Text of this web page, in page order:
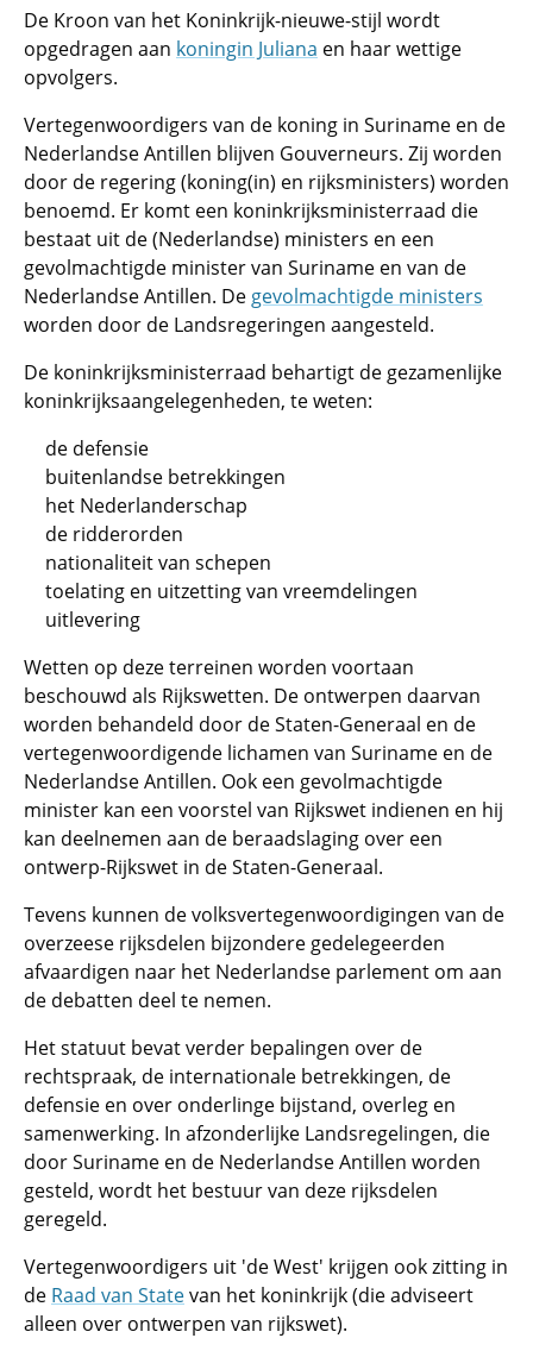
De Kroon van het Koninkrijk-nieuwe-stijl wordt
opgedragen aan koningin Juliana en haar wettige
opvolgers.
Vertegenwoordigers van de koning in Suriname en de
Nederlandse Antillen blijven Gouverneurs. Zij worden
door de regering (koning(in) en rijksministers) worden
benoemd. Er komt een koninkrijksministerraad die
bestaat uit de (Nederlandse) ministers en een
gevolmachtigde minister van Suriname en van de
Nederlandse Antillen. De gevolmachtigde ministers
worden door de Landsregeringen aangesteld.
De koninkrijksministerraad behartigt de gezamenlijke
koninkrijksaangelegenheden, te weten:
de defensie
buitenlandse betrekkingen
het Nederlanderschap
de ridderorden
nationaliteit van schepen
toelating en uitzetting van vreemdelingen
uitlevering
Wetten op deze terreinen worden voortaan
beschouwd als Rijkswetten. De ontwerpen daarvan
worden behandeld door de Staten-Generaal en de
vertegenwoordigende lichamen van Suriname en de
Nederlandse Antillen. Ook een gevolmachtigde
minister kan een voorstel van Rijkswet indienen en hij
kan deelnemen aan de beraadslaging over een
ontwerp-Rijkswet in de Staten-Generaal.
Tevens kunnen de volksvertegenwoordigingen van de
overzeese rijksdelen bijzondere gedelegeerden
afvaardigen naar het Nederlandse parlement om aan
de debatten deel te nemen.
Het statuut bevat verder bepalingen over de
rechtspraak, de internationale betrekkingen, de
defensie en over onderlinge bijstand, overleg en
samenwerking. In afzonderlijke Landsregelingen, die
door Suriname en de Nederlandse Antillen worden
gesteld, wordt het bestuur van deze rijksdelen
geregeld.
Vertegenwoordigers uit 'de West' krijgen ook zitting in
de Raad van Statevan het koninkrijk (die adviseert
alleen over ontwerpen van rijkswet).